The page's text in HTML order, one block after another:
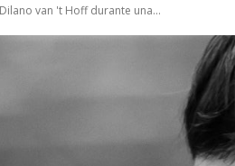
van 't Hoff durante una...